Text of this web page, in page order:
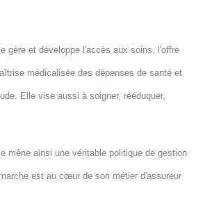
gère et développe l'accès aux soins, l'offre
médicalisée des dépenses de santé et
Elle vise aussi à soigner, rééduquer,
mène ainsi une véritable politique de gestion
est au cœur de son métier d'assureur